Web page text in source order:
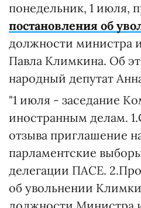
понедельник, 1 июля,
постановления об
должности министра
Павла Климкина. Об
народный депутат
"1 июля - заседание
иностранным делам.
отзыва приглашение
парламентские
делегации ПАСЕ.
об увольнении